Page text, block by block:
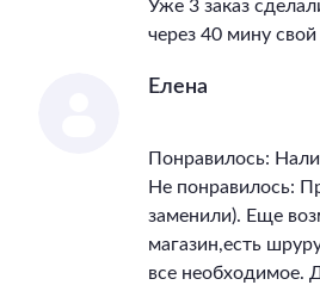
Уже 3 заказ
через 40 мину
Елена
Понравилось:
Не понравилось:
заменили). Еще
магазин,есть
все необходимое.